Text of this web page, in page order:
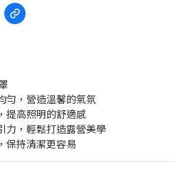
勻，營造溫馨的氣氛
提高照明的舒適感
力，輕鬆打造露營美學
保持清潔更容易